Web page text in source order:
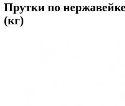
Прутки по
(кг)